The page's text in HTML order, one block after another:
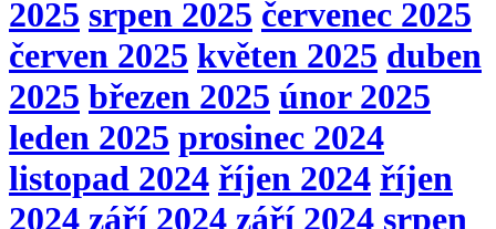
2025 srpen 2025 červenec 2025
červen 2025 květen 2025 duben
2025 březen 2025 únor 2025
leden 2025 prosinec 2024
listopad 2024 říjen 2024 říjen
2024 září 2024 září 2024 srpen